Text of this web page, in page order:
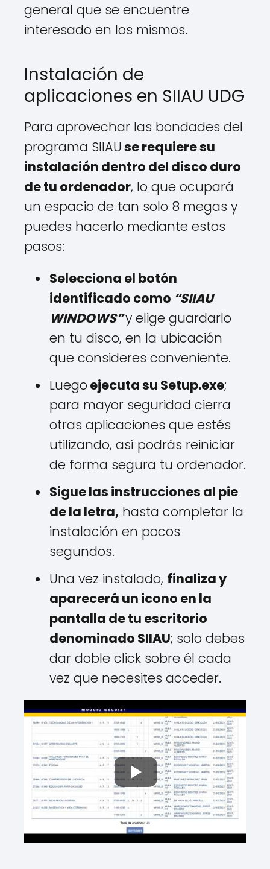
general que se encuentre
interesado en los mismos.
Instalación de
aplicaciones en SIIAU UDG
Para aprovechar las bondades del
programa SIIAUse requiere su
instalación dentro del disco duro
de tu ordenador, lo que ocupará
un espacio de tan solo 8 megas y
puedes hacerlo mediante estos
pasos:
Selecciona el botón
identificado como “SIIAU
WINDOWS”y elige guardarlo
en tu disco, en la ubicación
que consideres conveniente.
Luego ejecuta su Setup.exe;
para mayor seguridad cierra
otras aplicaciones que estés
utilizando, así podrás reiniciar
de forma segura tu ordenador.
Sigue las instrucciones al pie
de la letra, hasta completar la
instalación en pocos
segundos.
Una vez instalado, finaliza y
aparecerá un icono en la
pantalla de tu escritorio
denominado SIIAU; solo debes
dar doble click sobre él cada
vez que necesites acceder.